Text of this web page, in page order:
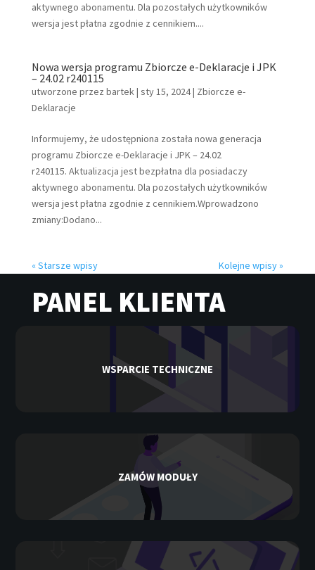
aktywnego abonamentu. Dla pozostałych użytkowników
wersja jest płatna zgodnie z cennikiem....
Nowa wersja programu Zbiorcze e-Deklaracje i JPK
– 24.02 r240115
utworzone przez bartek| sty 15, 2024| Zbiorcze e-
Deklaracje
Informujemy, że udostępniona została nowa generacja
programu Zbiorcze e-Deklaracje i JPK – 24.02
r240115. Aktualizacja jest bezpłatna dla posiadaczy
aktywnego abonamentu. Dla pozostałych użytkowników
wersja jest płatna zgodnie z cennikiem.Wprowadzono
zmiany:Dodano...
« Starsze wpisy Kolejne wpisy »
PANEL KLIENTA
WSPARCIE TECHNICZNE
ZAMÓW MODUŁY